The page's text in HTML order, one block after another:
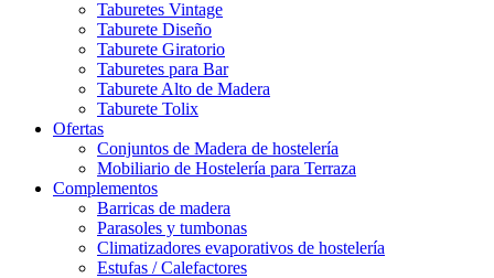
Taburetes Vintage
Taburete Diseño
Taburete Giratorio
Taburetes para Bar
Taburete Alto de Madera
Taburete Tolix
Ofertas
Conjuntos de Madera de hostelería
Mobiliario de Hostelería para Terraza
Complementos
Barricas de madera
Parasoles y tumbonas
Climatizadores evaporativos de hostelería
Estufas / Calefactores